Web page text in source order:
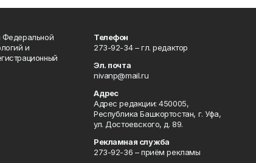
Федеральной
и
Телефон
273-92-34 – гл. редактор
Эл. почта
nivanp@mail.ru
Адрес
Адрес редакции: 450005,
Республика Башкортостан, г. Уфа,
ул. Достоевского, д. 89.
Рекламная служба
273-92-36 – приём рекламы